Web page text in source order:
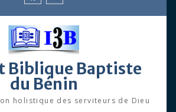
Youtube
Biblique Baptiste
du Bénin
holistique des serviteurs de Dieu